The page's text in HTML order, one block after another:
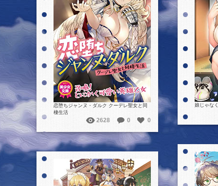
詳細を見る
恋堕ちジャンヌ・ダルク クーデレ聖女と同
棲生活
2628 0 0
娘じゃな